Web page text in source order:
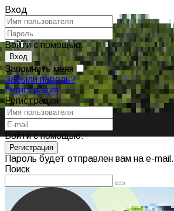
Вход
Войти с помощью:
Запомнить меня
Забыли пароль?
Регистрация
Регистрация
Войти с помощью:
Пароль будет отправлен вам на e-mail.
Поиск